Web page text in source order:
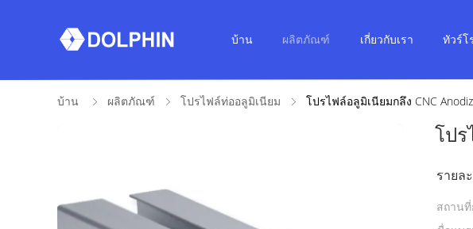
บ้าน ผลิตภัณฑ์ เกี่ยวกับเรา ทัวร์โ
บ้าน ผลิตภัณฑ์ โปรไฟล์ท่ออลูมิเนียม โปรไฟล์อลูมิเนียมกลึง CNC
โป
รายล
สถานที่